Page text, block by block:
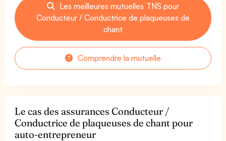
Les meilleures mutuelles TNS pour
Conducteur / Conductrice de plaqueuses de
chant
Comprendre la mutuelle
Le cas des assurances Conducteur /
Conductrice de plaqueuses de chant pour
auto-entrepreneur